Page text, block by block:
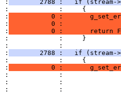
:
2788 :   if (stream-
:             :     {
:
0 :
:
0 :
:
0 :       return
:             :     }
:             :
:
2788 :   if (stream-
:             :     {
:
0 :
:             :
:             :
:             :